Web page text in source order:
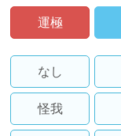
運極
なし
怪我